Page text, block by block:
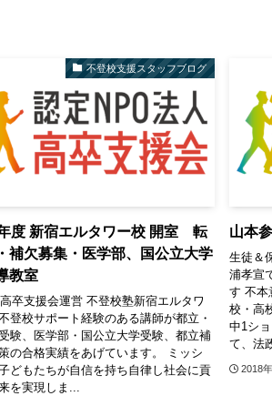
不登校支援スタッフブログ
度 新宿エルタワー校 開室 転
補欠募集・医学部、国公立大学
教室
卒支援会運営 不登校塾新宿エルタワ
登校サポート経験のある講師が都立・
験、医学部・国公立大学受験、都立補
の合格実績をあげています。 ミッシ
どもたちが自信を持ち自律し社会に貢
を実現しま...
山本
生徒＆
浦孝宣
す 不本
校・高
中1シ
て、法
2018